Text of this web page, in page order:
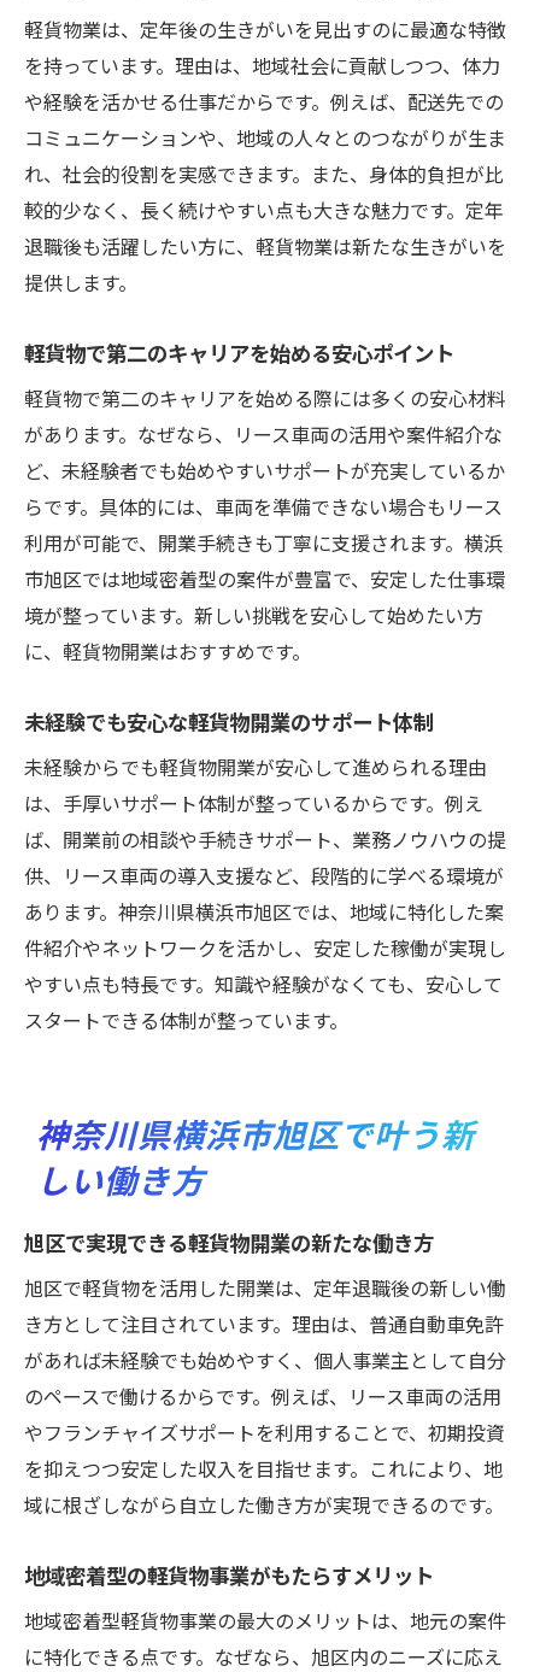
ド
軽貨物開業に必要な準備と心構えを詳しく
紹介
軽貨物・定年退職後でも学びやすいサポー
ト体制
普通免許でできる軽貨物開業の手続きポイ
ント
未経験者におすすめの軽貨物研修やサポー
普通免許で始める定年後の独立ストーリー
普通免許だけで叶う定年後の軽貨物独立体
験談
軽貨物で始める定年退職後の新しいキャリ
ア形成
定年後に普通免許で挑戦できる独立の具体
例
軽貨物・定年退職後の独立成功事例を徹底
普通免許活用で広がる軽貨物開業の可能性
独立後も安心な軽貨物サポートと実践ノウ
ハウ
リース車両を活用した柔軟な働き方の秘訣
リース車両活用で広がる軽貨物・定年退職
後の選択肢
軽貨物開業で活躍するリース車両の利点と
活用法
定年退職後におすすめのリース車両導入ポ
方
軽貨物×リース車両で始める新しい働き方提
制
個人事業主として安定収入を得るコツ
軽貨物・定年退職後に安定収入を確保する
方法
個人事業主として成功する軽貨物経営の秘
訣
は
定年後の収入アップに役立つ軽貨物活用術
安定した案件選びで軽貨物収入を最大化す
軽貨物業は、定年後の生きがいを見出すのに最適な特徴
を持っています。理由は、地域社会に貢献しつつ、体力
や経験を活かせる仕事だからです。例えば、配送先での
コミュニケーションや、地域の人々とのつながりが生ま
れ、社会的役割を実感できます。また、身体的負担が比
較的少なく、長く続けやすい点も大きな魅力です。定年
退職後も活躍したい方に、軽貨物業は新たな生きがいを
提供します。
軽貨物で第二のキャリアを始める安心ポイント
軽貨物で第二のキャリアを始める際には多くの安心材料
があります。なぜなら、リース車両の活用や案件紹介な
ど、未経験者でも始めやすいサポートが充実しているか
らです。具体的には、車両を準備できない場合もリース
利用が可能で、開業手続きも丁寧に支援されます。横浜
市旭区では地域密着型の案件が豊富で、安定した仕事環
境が整っています。新しい挑戦を安心して始めたい方
に、軽貨物開業はおすすめです。
未経験でも安心な軽貨物開業のサポート体制
未経験からでも軽貨物開業が安心して進められる理由
は、手厚いサポート体制が整っているからです。例え
ば、開業前の相談や手続きサポート、業務ノウハウの提
供、リース車両の導入支援など、段階的に学べる環境が
あります。神奈川県横浜市旭区では、地域に特化した案
件紹介やネットワークを活かし、安定した稼働が実現し
やすい点も特長です。知識や経験がなくても、安心して
スタートできる体制が整っています。
神奈川県横浜市旭区で叶う新
しい働き方
旭区で実現できる軽貨物開業の新たな働き方
旭区で軽貨物を活用した開業は、定年退職後の新しい働
き方として注目されています。理由は、普通自動車免許
があれば未経験でも始めやすく、個人事業主として自分
のペースで働けるからです。例えば、リース車両の活用
やフランチャイズサポートを利用することで、初期投資
を抑えつつ安定した収入を目指せます。これにより、地
域に根ざしながら自立した働き方が実現できるのです。
地域密着型の軽貨物事業がもたらすメリット
地域密着型軽貨物事業の最大のメリットは、地元の案件
に特化できる点です。なぜなら、旭区内のニーズに応え